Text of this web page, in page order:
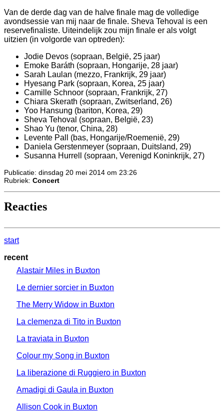
Van de derde dag van de halve finale mag de volledige
avondsessie van mij naar de finale. Sheva Tehoval is een
reservefinaliste. Uiteindelijk zou mijn finale er als volgt
uitzien (in volgorde van optreden):
Jodie Devos (sopraan, België, 25 jaar)
Emoke Baráth (sopraan, Hongarije, 28 jaar)
Sarah Laulan (mezzo, Frankrijk, 29 jaar)
Hyesang Park (sopraan, Korea, 25 jaar)
Camille Schnoor (sopraan, Frankrijk, 27)
Chiara Skerath (sopraan, Zwitserland, 26)
Yoo Hansung (bariton, Korea, 29)
Sheva Tehoval (sopraan, België, 23)
Shao Yu (tenor, China, 28)
Levente Pall (bas, Hongarije/Roemenië, 29)
Daniela Gerstenmeyer (sopraan, Duitsland, 29)
Susanna Hurrell (sopraan, Verenigd Koninkrijk, 27)
Publicatie: dinsdag 20 mei 2014 om 23:26
Rubriek: Concert
Reacties
start
recent
Alastair Miles in Buxton
Le dernier sorcier in Buxton
The Merry Widow in Buxton
La clemenza di Tito in Buxton
La traviata in Buxton
Colour my Song in Buxton
La liberazione di Ruggiero in Buxton
Amadigi di Gaula in Buxton
Allison Cook in Buxton